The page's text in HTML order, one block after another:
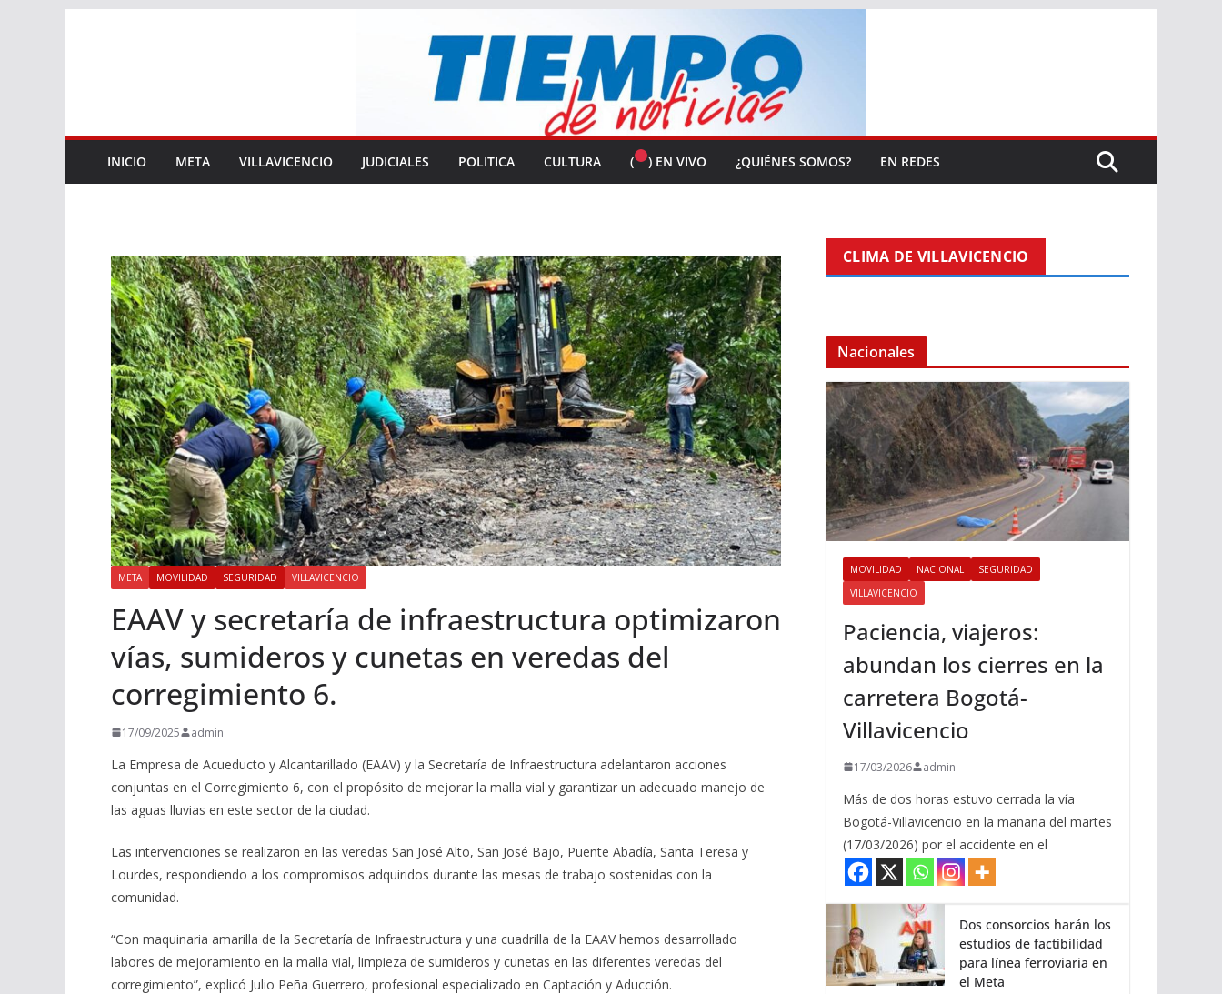
INICIO META VILLAVICENCIO JUDICIALES POLITICA CULTURA ( ) EN VIVO ¿QUIÉNES SOMOS? EN REDES
META MOVILIDAD SEGURIDAD VILLAVICENCIO
EAAV y secretaría de infraestructura optimizaron
vías, sumideros y cunetas en veredas del
corregimiento 6.
17/09/2025 admin
La Empresa de Acueducto y Alcantarillado (EAAV) y la Secretaría de Infraestructura adelantaron acciones
conjuntas en el Corregimiento 6, con el propósito de mejorar la malla vial y garantizar un adecuado manejo de
las aguas lluvias en este sector de la ciudad.
Las intervenciones se realizaron en las veredas San José Alto, San José Bajo, Puente Abadía, Santa Teresa y
Lourdes, respondiendo a los compromisos adquiridos durante las mesas de trabajo sostenidas con la
comunidad.
“Con maquinaria amarilla de la Secretaría de Infraestructura y una cuadrilla de la EAAV hemos desarrollado
labores de mejoramiento en la malla vial, limpieza de sumideros y cunetas en las diferentes veredas del
corregimiento”, explicó Julio Peña Guerrero, profesional especializado en Captación y Aducción.
CLIMA DE VILLAVICENCIO
Nacionales
MOVILIDAD NACIONAL
SEGURIDAD
VILLAVICENCIO
Paciencia, viajeros:
abundan los cierres en la
carretera Bogotá-
Villavicencio
17/03/2026 admin
Más de dos horas estuvo cerrada la vía
Bogotá-Villavicencio en la mañana del martes
(17/03/2026) por el accidente en el
Dos consorcios harán los
estudios de factibilidad
para línea ferroviaria en
el Meta